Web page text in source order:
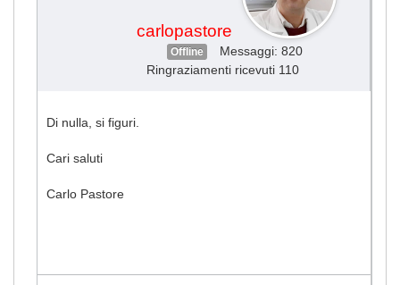
carlopastore
Offline
Messaggi: 820
Ringraziamenti ricevuti 110
Di nulla, si figuri.
Cari saluti
Carlo Pastore